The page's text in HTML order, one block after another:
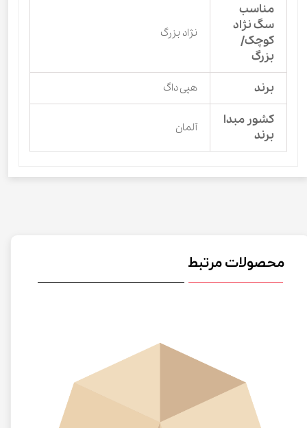
مناسب
سگ نژاد
کوچک/
بزرگ
نژاد بزرگ
برند هپی داگ
کشور مبدا
برند
آلمان
محصولات مرتبط